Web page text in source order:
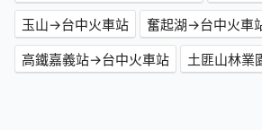
玉山→台中火車站
奮起湖→台中火車
高鐵嘉義站→台中火車站
土匪山林業